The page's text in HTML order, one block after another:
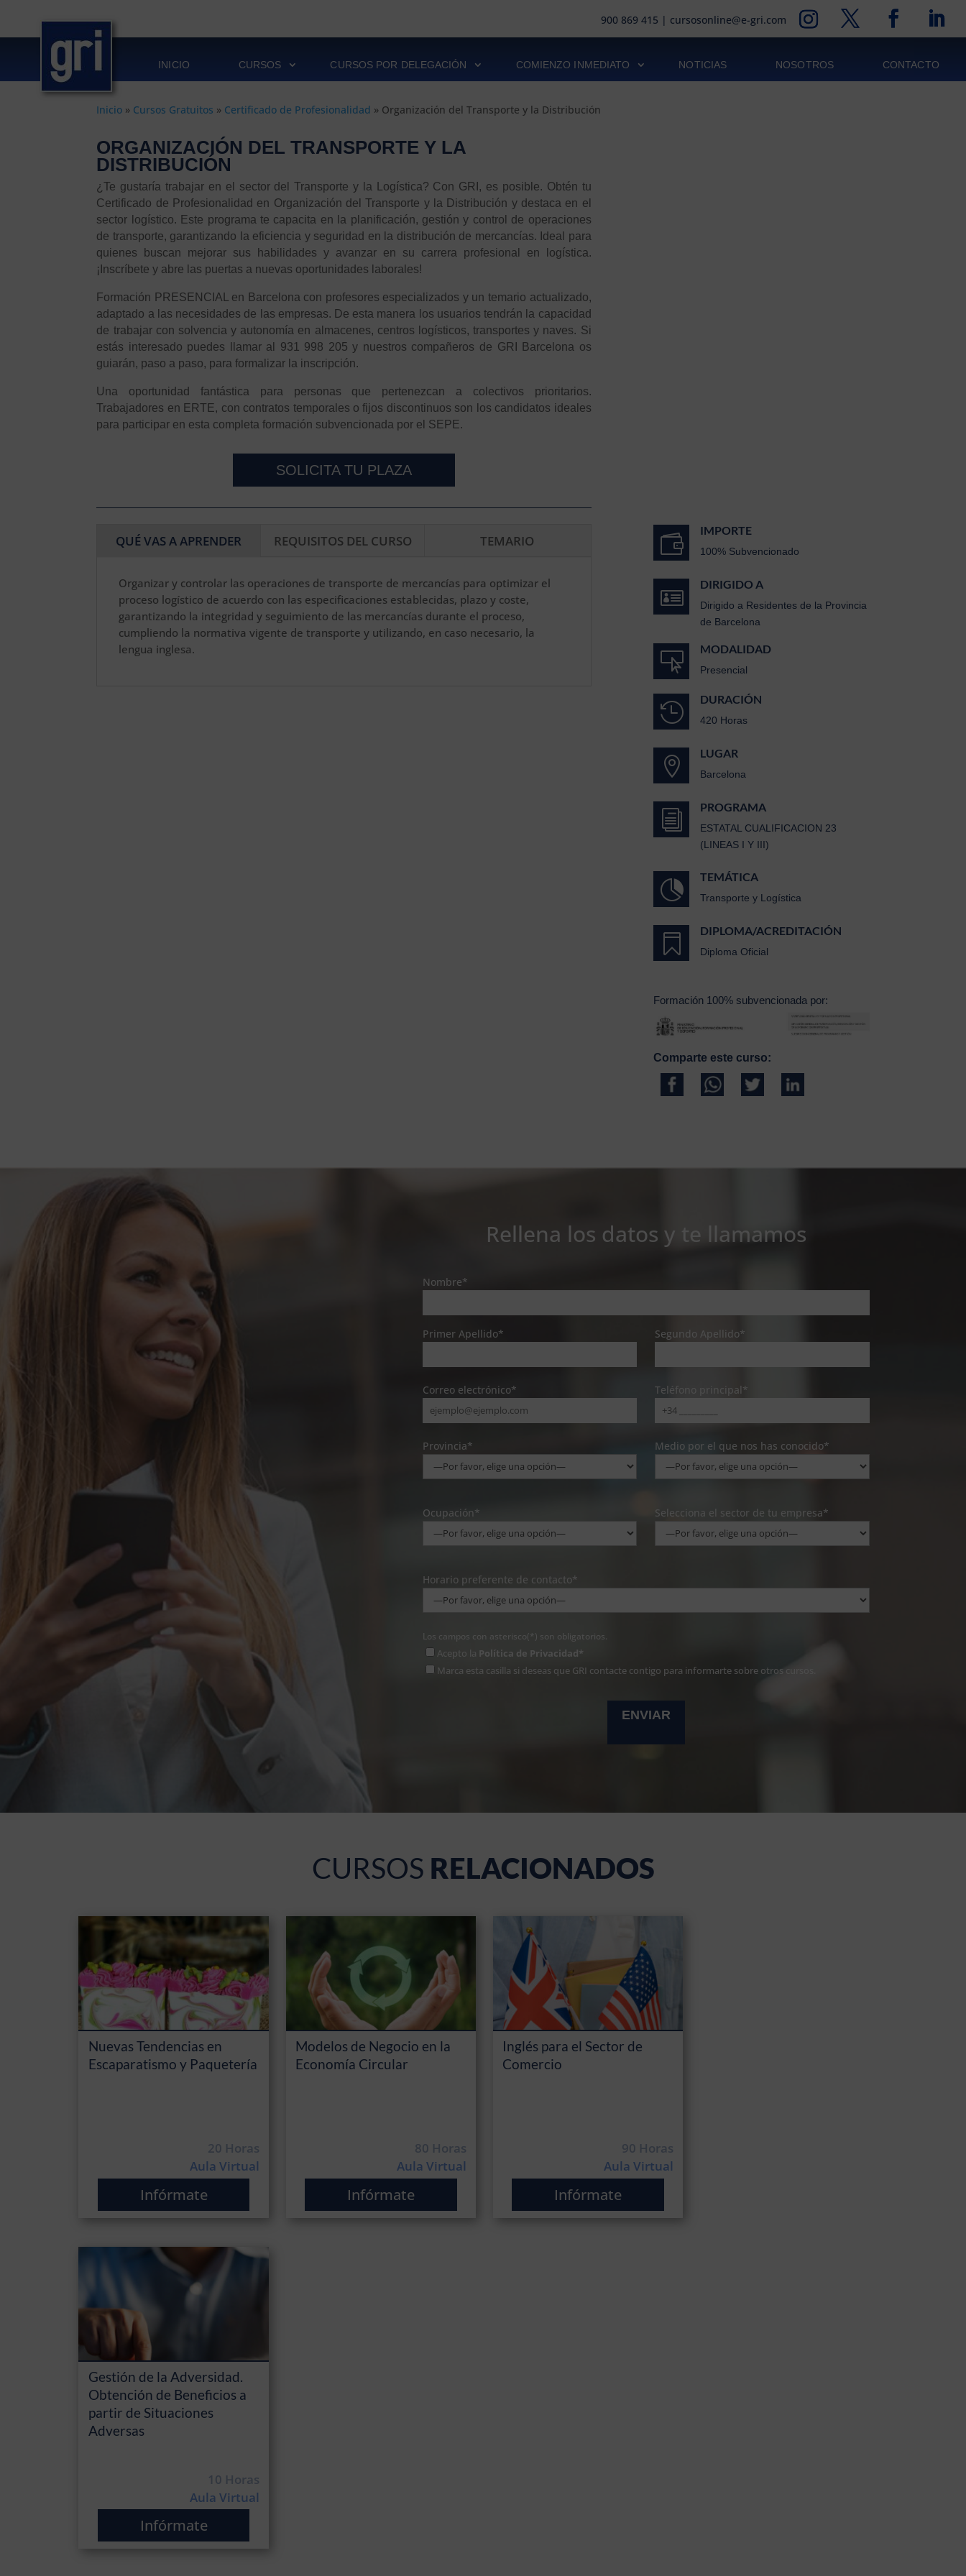
900 869 415 | cursosonline@e-gri.com
INICIO CURSOS CURSOS POR DELEGACIÓN COMIENZO INMEDIATO NOTICIAS NOSOTROS CONTACTO
Inicio » Cursos Gratuitos » Certificado de Profesionalidad » Organización del Transporte y la Distribución
ORGANIZACIÓN DEL TRANSPORTE Y LA
DISTRIBUCIÓN
¿Te gustaría trabajar en el sector del Transporte y la Logística? Con GRI, es posible. Obtén tu
Certificado de Profesionalidad en Organización del Transporte y la Distribución y destaca en el
sector logístico. Este programa te capacita en la planificación, gestión y control de operaciones
de transporte, garantizando la eficiencia y seguridad en la distribución de mercancías. Ideal para
quienes buscan mejorar sus habilidades y avanzar en su carrera profesional en logística.
¡Inscríbete y abre las puertas a nuevas oportunidades laborales!
Formación PRESENCIAL en Barcelona con profesores especializados y un temario actualizado,
adaptado a las necesidades de las empresas. De esta manera los usuarios tendrán la capacidad
de trabajar con solvencia y autonomía en almacenes, centros logísticos, transportes y naves. Si
estás interesado puedes llamar al 931 998 205 y nuestros compañeros de GRI Barcelona os
guiarán, paso a paso, para formalizar la inscripción.
Una oportunidad fantástica para personas que pertenezcan a colectivos prioritarios.
Trabajadores en ERTE, con contratos temporales o fijos discontinuos son los candidatos ideales
para participar en esta completa formación subvencionada por el SEPE.
SOLICITA TU PLAZA
QUÉ VAS A APRENDER REQUISITOS DEL CURSO TEMARIO
Organizar y controlar las operaciones de transporte de mercancías para optimizar el
proceso logístico de acuerdo con las especificaciones establecidas, plazo y coste,
garantizando la integridad y seguimiento de las mercancías durante el proceso,
cumpliendo la normativa vigente de transporte y utilizando, en caso necesario, la
lengua inglesa.

IMPORTE
100% Subvencionado

DIRIGIDO A
Dirigido a Residentes de la Provincia
de Barcelona

MODALIDAD
Presencial

DURACIÓN
420 Horas

LUGAR
Barcelona
i
PROGRAMA
ESTATAL CUALIFICACION 23
(LINEAS I Y III)

TEMÁTICA
Transporte y Logística

DIPLOMA/ACREDITACIÓN
Diploma Oficial
Formación 100% subvencionada por:
Comparte este curso:
Rellena los datos y te llamamos
Nombre*
Primer Apellido* Segundo Apellido*
Correo electrónico* Teléfono principal*
Provincia* Medio por el que nos has conocido*
Ocupación* Selecciona el sector de tu empresa*
Horario preferente de contacto*
Los campos con asterisco(*) son obligatorios.
Acepto la Política de Privacidad*
Marca esta casilla si deseas que GRI contacte contigo para informarte sobre otros cursos.
CURSOS RELACIONADOS
Nuevas Tendencias en
Escaparatismo y Paquetería
20 Horas
Aula Virtual
Infórmate
Modelos de Negocio en la
Economía Circular
80 Horas
Aula Virtual
Infórmate
Inglés para el Sector de
Comercio
90 Horas
Aula Virtual
Infórmate
Gestión de la Adversidad.
Obtención de Beneficios a
partir de Situaciones
Adversas
10 Horas
Aula Virtual
Infórmate